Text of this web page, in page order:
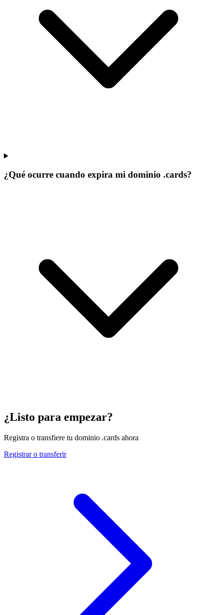
¿Qué ocurre cuando expira mi dominio .cards?
¿Listo para empezar?
Registra o transfiere tu dominio .cards ahora
Registrar o transferir